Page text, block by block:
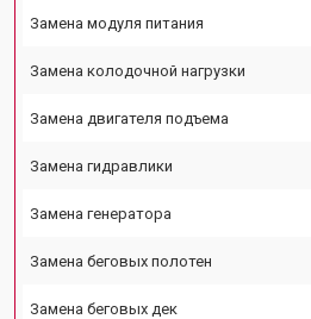
Замена модуля питания
Замена колодочной нагрузки
Замена двигателя подъема
Замена гидравлики
Замена генератора
Замена беговых полотен
Замена беговых дек